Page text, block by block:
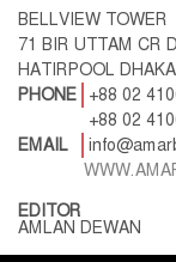
BELLVIEW TOWER
71 BIR UTTAM CR
HATIRPOOL
PHONE
+88 02
+88 02
EMAIL
EDITOR
AMLAN DEWAN